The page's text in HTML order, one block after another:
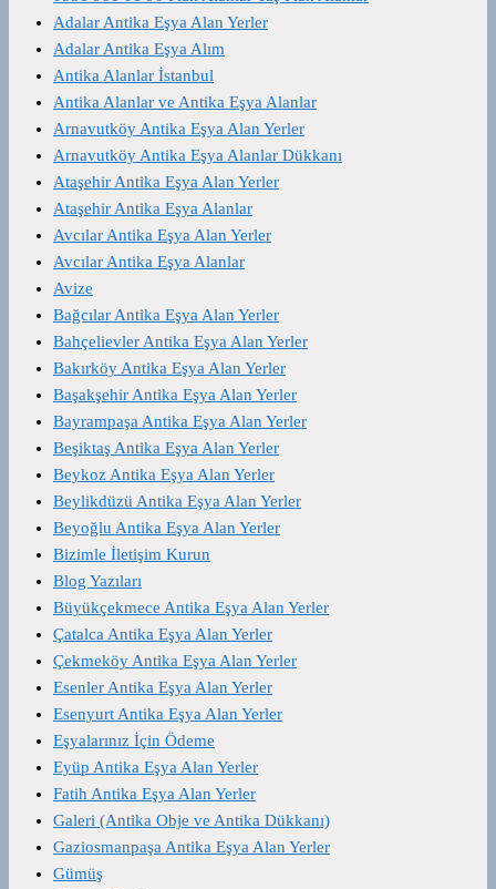
Adalar Antika Eşya Alan Yerler
Adalar Antika Eşya Alım
Antika Alanlar İstanbul
Antika Alanlar ve Antika Eşya Alanlar
Arnavutköy Antika Eşya Alan Yerler
Arnavutköy Antika Eşya Alanlar Dükkanı
Ataşehir Antika Eşya Alan Yerler
Ataşehir Antika Eşya Alanlar
Avcılar Antika Eşya Alan Yerler
Avcılar Antika Eşya Alanlar
Avize
Bağcılar Antika Eşya Alan Yerler
Bahçelievler Antika Eşya Alan Yerler
Bakırköy Antika Eşya Alan Yerler
Başakşehir Antika Eşya Alan Yerler
Bayrampaşa Antika Eşya Alan Yerler
Beşiktaş Antika Eşya Alan Yerler
Beykoz Antika Eşya Alan Yerler
Beylikdüzü Antika Eşya Alan Yerler
Beyoğlu Antika Eşya Alan Yerler
Bizimle İletişim Kurun
Blog Yazıları
Büyükçekmece Antika Eşya Alan Yerler
Çatalca Antika Eşya Alan Yerler
Çekmeköy Antika Eşya Alan Yerler
Esenler Antika Eşya Alan Yerler
Esenyurt Antika Eşya Alan Yerler
Eşyalarınız İçin Ödeme
Eyüp Antika Eşya Alan Yerler
Fatih Antika Eşya Alan Yerler
Galeri (Antika Obje ve Antika Dükkanı)
Gaziosmanpaşa Antika Eşya Alan Yerler
Gümüş